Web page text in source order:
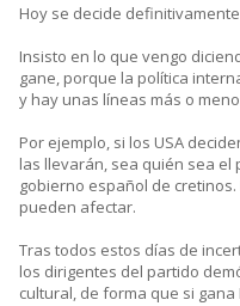
Hoy se decide
Insisto en lo que vengo
gane, porque la política
y hay unas líneas más o
Por ejemplo, si los USA
las llevarán, sea quién sea
gobierno español de
pueden afectar.
Tras todos estos días de
los dirigentes del partido
cultural, de forma que si